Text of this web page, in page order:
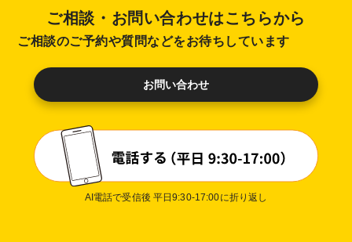
ご相談・お問い合わせはこちらから
ご相談のご予約や質問などをお待ちしています
お問い合わせ
AI電話で受信後 平日9:30-17:00に折り返し